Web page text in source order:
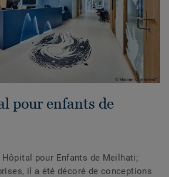
pour enfants de
pour Enfants de Meilhati;
il a été décoré de conceptions